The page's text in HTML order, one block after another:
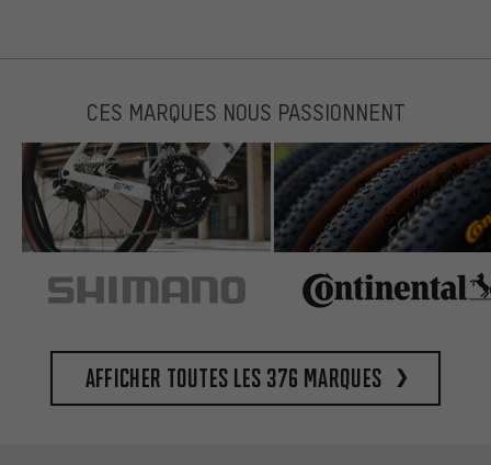
CES MARQUES NOUS PASSIONNENT
Afficher toutes les 376 marques